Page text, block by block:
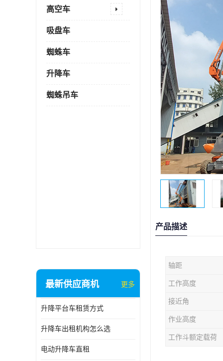
高空车
吸盘车
蜘蛛车
升降车
蜘蛛吊车
最新供应商机 更多
升降平台车租赁方式
升降车出租机构怎么选
电动升降车直租
产品描述
轴距
工作高度
接近角
作业高度
工作斗额定载荷